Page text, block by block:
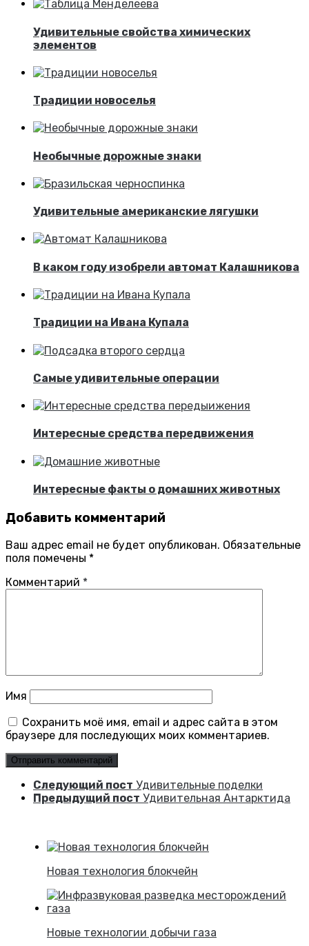
Удивительные свойства химических
элементов
Традиции новоселья
Необычные дорожные знаки
Удивительные американские лягушки
В каком году изобрели автомат Калашникова
Традиции на Ивана Купала
Самые удивительные операции
Интересные средства передвижения
Интересные факты о домашних животных
Добавить комментарий
Ваш адрес email не будет опубликован. Обязательные
поля помечены *
Комментарий *
Имя
Сохранить моё имя, email и адрес сайта в этом
браузере для последующих моих комментариев.
Следующий пост Удивительные поделки
Предыдущий пост Удивительная Антарктида
Новая технология блокчейн
Новые технологии добычи газа